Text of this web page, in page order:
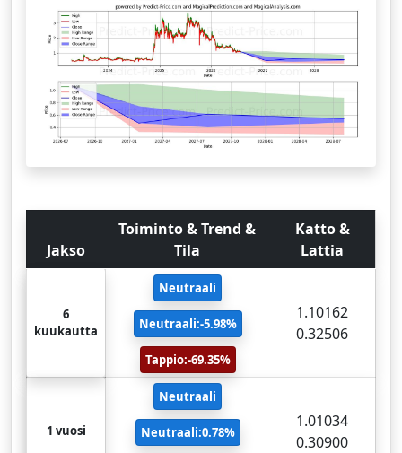
Jakso
Toiminto & Trend &
Tila
Katto &
Lattia
6
kuukautta
Neutraali
Neutraali:-5.98%
Tappio:-69.35%
1.10162
0.32506
1 vuosi
Neutraali
Neutraali:0.78%
1.01034
0.30900